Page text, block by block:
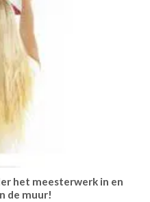
het meesterwerk in en
de muur!